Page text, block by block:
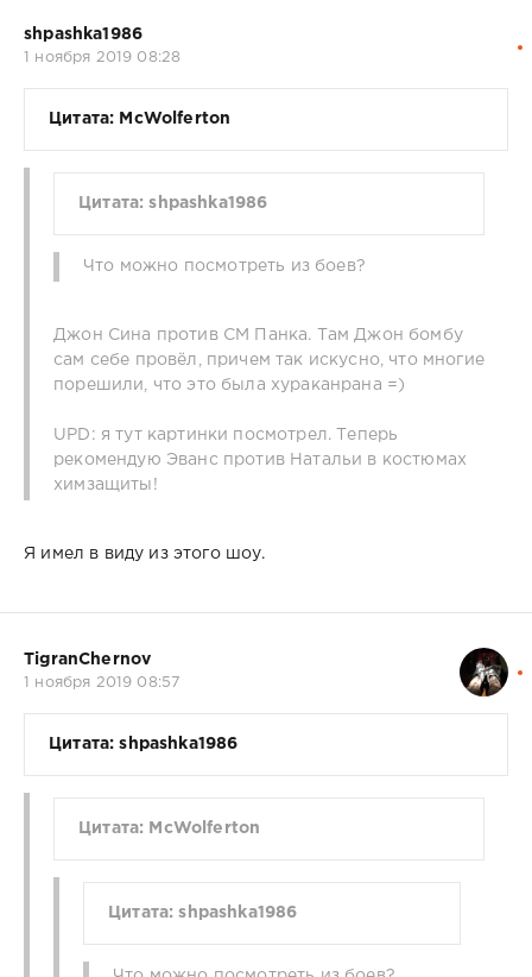
shpashka1986
1 ноября 2019 08:28
Цитата: McWolferton
Цитата: shpashka1986
Что можно посмотреть из боев?
Джон Сина против СМ Панка. Там Джон бомбу
сам себе провёл, причем так искусно, что многие
порешили, что это была хураканрана =)
UPD: я тут картинки посмотрел. Теперь
рекомендую Эванс против Натальи в костюмах
химзащиты!
Я имел в виду из этого шоу.
TigranChernov
1 ноября 2019 08:57
Цитата: shpashka1986
Цитата: McWolferton
Цитата: shpashka1986